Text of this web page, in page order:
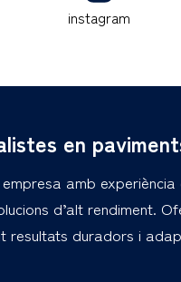
instagram
en
amb experiència
d’alt rendiment.
resultats duradors i